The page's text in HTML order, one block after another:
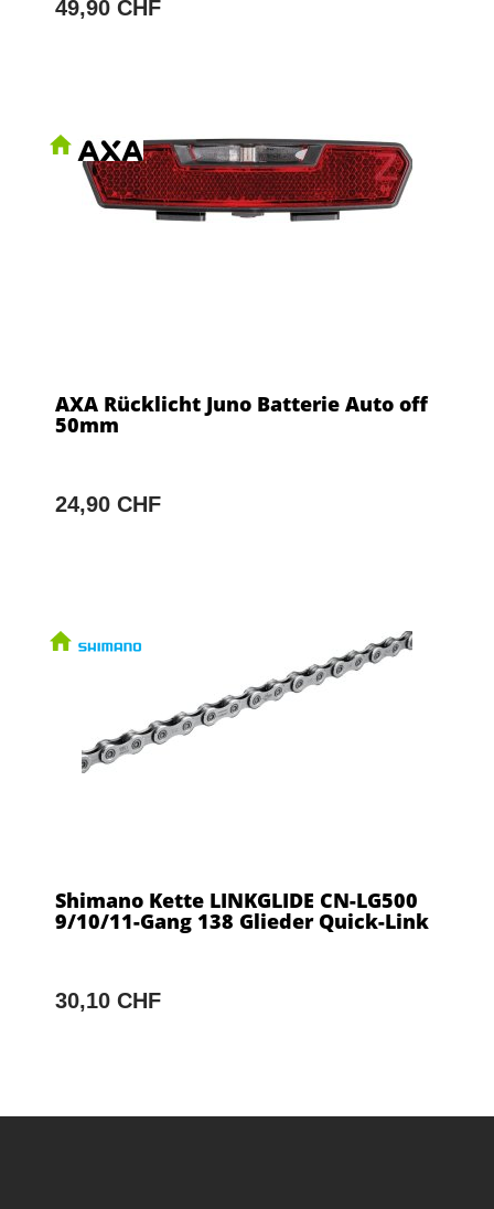
49,90 CHF
AXA Rücklicht Juno Batterie Auto off
50mm
24,90 CHF
Shimano Kette LINKGLIDE CN-LG500
9/10/11-Gang 138 Glieder Quick-Link
30,10 CHF